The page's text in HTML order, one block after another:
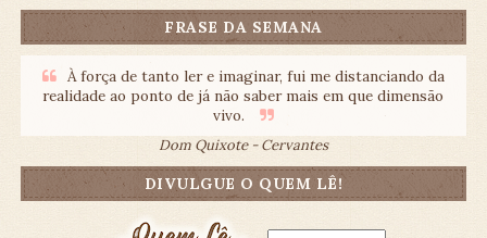
FRASE DA SEMANA
À força de tanto ler e imaginar, fui me distanciando da
realidade ao ponto de já não saber mais em que dimensão
vivo.
Dom Quixote - Cervantes
DIVULGUE O QUEM LÊ!